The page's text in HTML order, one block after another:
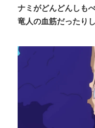
ナミがどんどんしも
竜人の血筋だったり